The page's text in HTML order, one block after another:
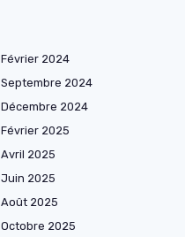
Février 2024
Septembre 2024
Décembre 2024
Février 2025
Avril 2025
Juin 2025
Août 2025
Octobre 2025